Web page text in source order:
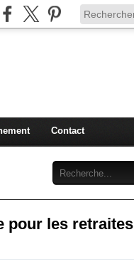
Contact
pour les retraites